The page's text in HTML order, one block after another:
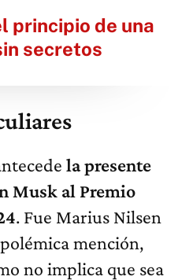
principio de una
secretos
la presente
Musk al Premio
. Fue Marius Nilsen
mención,
no implica que sea